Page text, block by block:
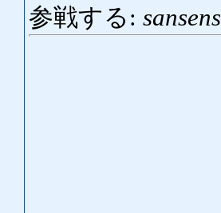
参戦する: